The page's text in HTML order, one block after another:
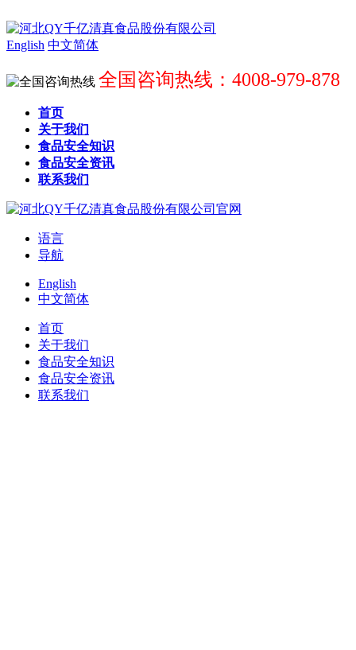
English 中文简体
全国咨询热线：4008-979-878
首页
关于我们
食品安全知识
食品安全资讯
联系我们
语言
导航
English
中文简体
首页
关于我们
食品安全知识
食品安全资讯
联系我们